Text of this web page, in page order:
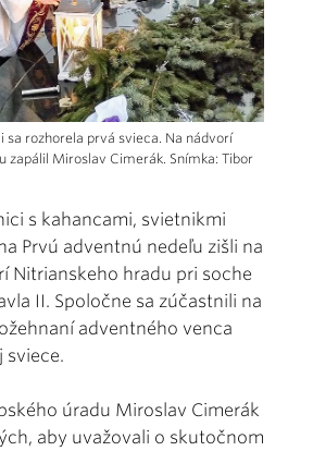
sa rozhorela prvá svieca. Na nádvorí
zapálil Miroslav Cimerák. Snímka: Tibor
s kahancami, svietnikmi
Prvú adventnú nedeľu zišli na
Nitrianskeho hradu pri soche
II. Spoločne sa zúčastnili na
adventného venca
sviece.
úradu Miroslav Cimerák
aby uvažovali o skutočnom